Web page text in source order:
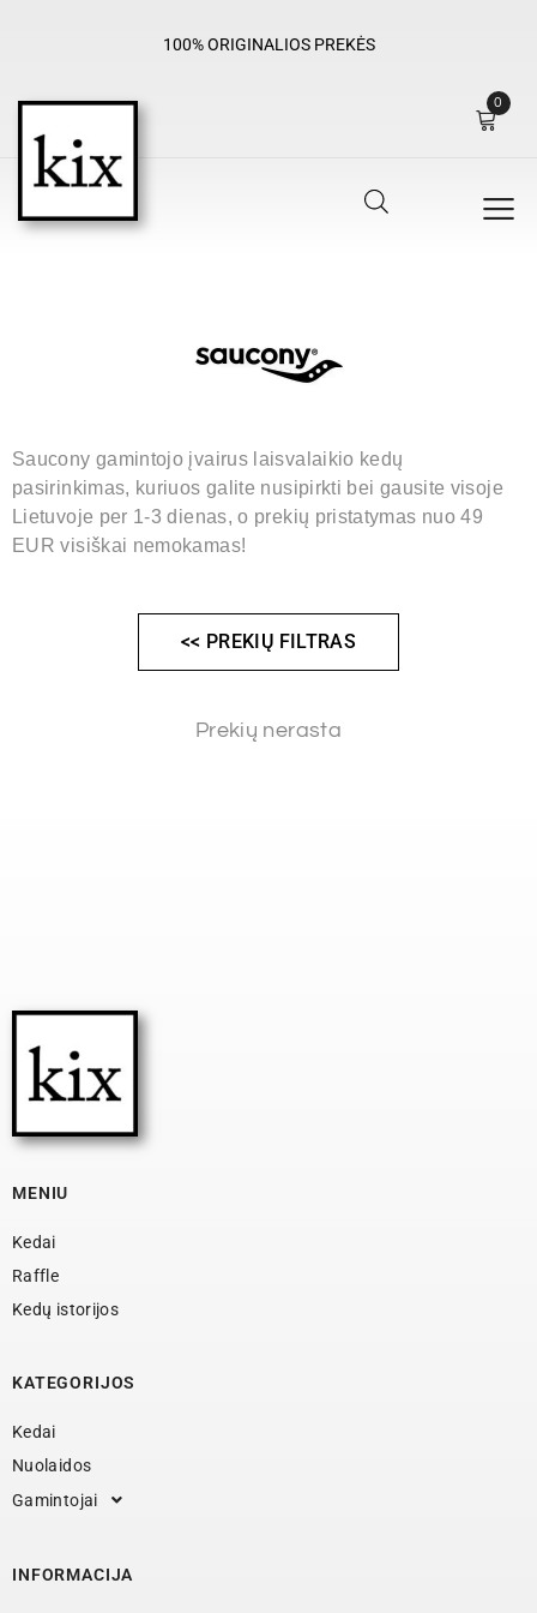
100% ORIGINALIOS PREKĖS
0
Saucony gamintojo įvairus laisvalaikio kedų
pasirinkimas, kuriuos galite nusipirkti bei gausite visoje
Lietuvoje per 1-3 dienas, o prekių pristatymas nuo 49
EUR visiškai nemokamas!
<< PREKIŲ FILTRAS
Prekių nerasta
MENIU
Kedai
Raffle
Kedų istorijos
KATEGORIJOS
Kedai
Nuolaidos
Gamintojai
INFORMACIJA